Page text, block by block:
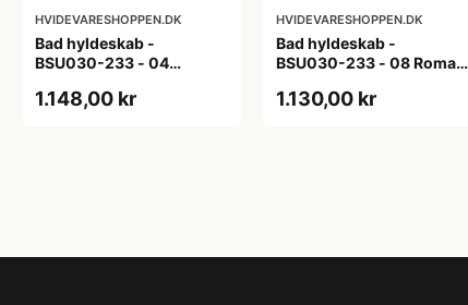
HVIDEVARESHOPPEN.DK
Bad hyldeskab -
BSU030-233 - 04
1.148,00 kr
HVIDEVARESHOPPEN.DK
Bad hyldeskab -
BSU030-233 - 08 Roma -
1.130,00 kr